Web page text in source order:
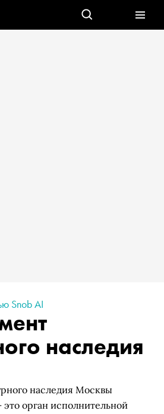
Snob AI
наследия
наследия Москвы
орган исполнительной